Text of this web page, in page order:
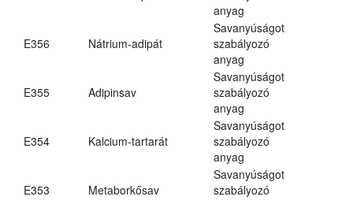
anyag
E356 Nátrium-adipát
Savanyúságot
szabályozó
anyag
E355 Adipinsav
Savanyúságot
szabályozó
anyag
E354 Kalcium-tartarát
Savanyúságot
szabályozó
anyag
E353 Metaborkősav
Savanyúságot
szabályozó